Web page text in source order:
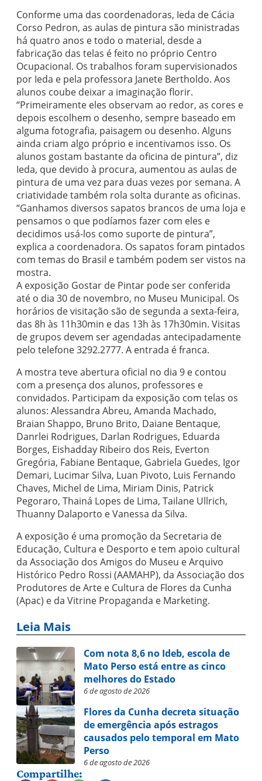
Conforme uma das coordenadoras, Ieda de Cácia
Corso Pedron, as aulas de pintura são ministradas
há quatro anos e todo o material, desde a
fabricação das telas é feito no próprio Centro
Ocupacional. Os trabalhos foram supervisionados
por Ieda e pela professora Janete Bertholdo. Aos
alunos coube deixar a imaginação florir.
“Primeiramente eles observam ao redor, as cores e
depois escolhem o desenho, sempre baseado em
alguma fotografia, paisagem ou desenho. Alguns
ainda criam algo próprio e incentivamos isso. Os
alunos gostam bastante da oficina de pintura”, diz
Ieda, que devido à procura, aumentou as aulas de
pintura de uma vez para duas vezes por semana. A
criatividade também rola solta durante as oficinas.
“Ganhamos diversos sapatos brancos de uma loja e
pensamos o que podíamos fazer com eles e
decidimos usá-los como suporte de pintura”,
explica a coordenadora. Os sapatos foram pintados
com temas do Brasil e também podem ser vistos na
mostra.
A exposição Gostar de Pintar pode ser conferida
até o dia 30 de novembro, no Museu Municipal. Os
horários de visitação são de segunda a sexta-feira,
das 8h às 11h30min e das 13h às 17h30min. Visitas
de grupos devem ser agendadas antecipadamente
pelo telefone 3292.2777. A entrada é franca.
A mostra teve abertura oficial no dia 9 e contou
com a presença dos alunos, professores e
convidados. Participam da exposição com telas os
alunos: Alessandra Abreu, Amanda Machado,
Braian Shappo, Bruno Brito, Daiane Bentaque,
Danrlei Rodrigues, Darlan Rodrigues, Eduarda
Borges, Eishadday Ribeiro dos Reis, Everton
Gregória, Fabiane Bentaque, Gabriela Guedes, Igor
Demari, Lucimar Silva, Luan Pivoto, Luis Fernando
Chaves, Michel de Lima, Miriam Dinis, Patrick
Pegoraro, Thainá Lopes de Lima, Tailane Ullrich,
Thuanny Dalaporto e Vanessa da Silva.
A exposição é uma promoção da Secretaria de
Educação, Cultura e Desporto e tem apoio cultural
da Associação dos Amigos do Museu e Arquivo
Histórico Pedro Rossi (AAMAHP), da Associação dos
Produtores de Arte e Cultura de Flores da Cunha
(Apac) e da Vitrine Propaganda e Marketing.
Leia Mais
Com nota 8,6 no Ideb, escola de
Mato Perso está entre as cinco
melhores do Estado
6 de agosto de 2026
Flores da Cunha decreta situação
de emergência após estragos
causados pelo temporal em Mato
Perso
6 de agosto de 2026
Compartilhe: